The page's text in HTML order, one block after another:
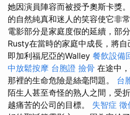
她因演員陣容而被授予奧斯卡獎。
的自然純真和迷人的笑容使它非
電影部分是家庭度假的延續，部
Rusty在當時的家庭中成長，將自
即加利福尼亞的Walley 餐飲設備
中放鬆按摩 台胞證 撿骨 在途中
那裡的生命危險是絲毫問題。 台
陌生人甚至奇怪的熟人之間，受
越痛苦的公司的目標。 失智症 徵